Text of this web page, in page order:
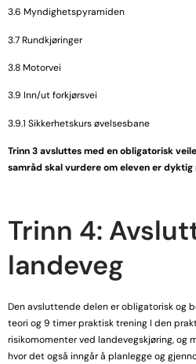
3.6 Myndighetspyramiden
3.7 Rundkjøringer
3.8 Motorvei
3.9 Inn/ut forkjørsvei
3.9.1 Sikkerhetskurs øvelsesbane
Trinn 3 avsluttes med en obligatorisk
samråd skal vurdere om eleven er
Trinn 4:
landeveg
Den avsluttende delen er obligatorisk og
teori og 9 timer praktisk trening I den
risikomomenter ved landevegskjøring, og
hvor det også inngår å planlegge og